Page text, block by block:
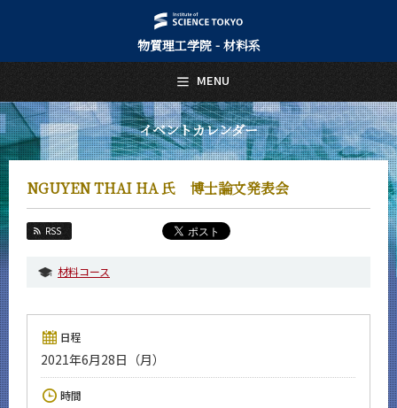
物質理工学院 - 材料系
イベントカレンダー
NGUYEN THAI HA 氏 博士論文発表会
RSS
材料コース
日程
2021年6月28日（月）
時間
MENU
日本語 English
トップページ
Top Page
材料系について
About Us
Education
入学案内
Admissions
材料系 News